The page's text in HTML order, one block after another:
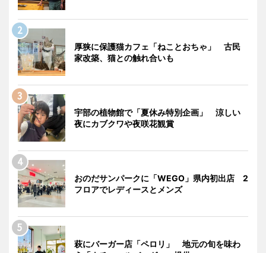
厚狭に保護猫カフェ「ねことおちゃ」 古民
家改築、猫との触れ合いも
宇部の植物館で「夏休み特別企画」 涼しい
夜にカブクワや夜咲花観賞
おのだサンパークに「WEGO」県内初出店 2
フロアでレディースとメンズ
萩にバーガー店「ペロリ」 地元の旬を味わ